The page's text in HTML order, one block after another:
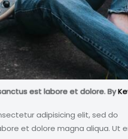
est labore et dolore. By
adipisicing elit, sed do
et dolore magna aliqua. Ut